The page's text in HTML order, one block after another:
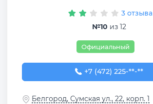
3 отзыва
№10 из 12
Официальный
+7 (472) 225-57-77
+7 (472) 225-**-**
Белгород, Сумская ул., 22, корп. 1